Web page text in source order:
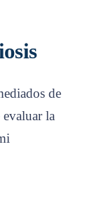
de
la